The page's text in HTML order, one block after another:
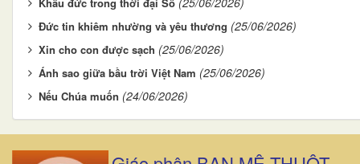
Đức tin khiêm nhường và yêu thương (25/06/2026)
Xin cho con được sạch (25/06/2026)
Ánh sao giữa bầu trời Việt Nam (25/06/2026)
Nếu Chúa muốn (24/06/2026)